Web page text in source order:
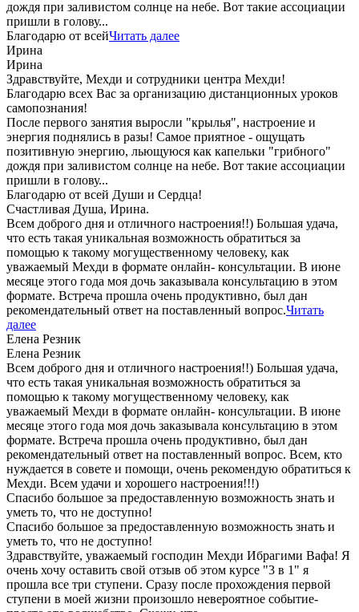
дождя при заливистом солнце на небе. Вот такие ассоциации
пришли в голову...
Благодарю от всейЧитать далее
Ирина
Ирина
Здравствуйте, Мехди и сотрудники центра Мехди!
Благодарю всех Вас за организацию дистанционных уроков
самопознания!
После первого занятия выросли "крылья", настроение и
энергия поднялись в разы! Самое приятное - ощущать
позитивную энергию, льющуюся как капельки "грибного"
дождя при заливистом солнце на небе. Вот такие ассоциации
пришли в голову...
Благодарю от всей Души и Сердца!
Счастливая Душа, Ирина.
Всем доброго дня и отличного настроения!!) Большая удача,
что есть такая уникальная возможность обратиться за
помощью к такому могущественному человеку, как
уважаемый Мехди в формате онлайн- консультации. В июне
месяце этого года моя дочь заказывала консультацию в этом
формате. Встреча прошла очень продуктивно, был дан
рекомендательный ответ на поставленный вопрос.Читать
далее
Елена Резник
Елена Резник
Всем доброго дня и отличного настроения!!) Большая удача,
что есть такая уникальная возможность обратиться за
помощью к такому могущественному человеку, как
уважаемый Мехди в формате онлайн- консультации. В июне
месяце этого года моя дочь заказывала консультацию в этом
формате. Встреча прошла очень продуктивно, был дан
рекомендательный ответ на поставленный вопрос. Всем, кто
нуждается в совете и помощи, очень рекомендую обратиться к
Мехди. Всем удачи и хорошего настроения!!!)
Спасибо большое за предоставленную возможность знать и
уметь то, что не доступно!
Спасибо большое за предоставленную возможность знать и
уметь то, что не доступно!
Здравствуйте, уважаемый господин Мехди Ибрагими Вафа! Я
очень хочу оставить свой отзыв об этом курсе "3 в 1" я
прошла все три ступени. Сразу после прохождения первой
ступени в моей жизни произошло невероятное событие-